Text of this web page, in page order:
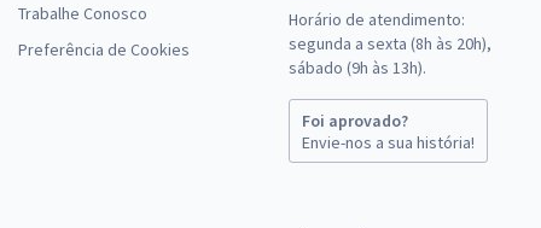
Trabalhe Conosco
Preferência de Cookies
Horário de atendimento:
segunda a sexta (8h às 20h),
sábado (9h às 13h).
Foi aprovado?
Envie-nos a sua história!